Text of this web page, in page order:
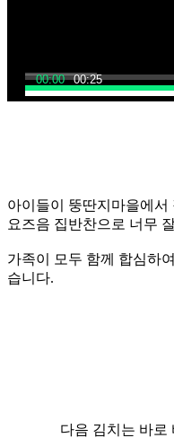
00:00 00:25
아이들이 뚱딴지마을에서
요즈음 집반찬으로 너무
가족이 모두 함께 합심하
습니다.
다음 김치는 바로